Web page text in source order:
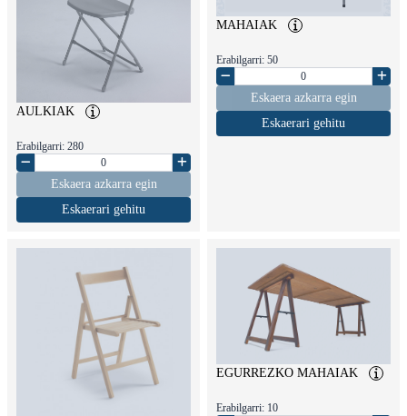
AULKIAK
Erabilgarri: 280
Eskaera azkarra egin
Eskaerari gehitu
MAHAIAK
Erabilgarri: 50
Eskaera azkarra egin
Eskaerari gehitu
EGURREZKO MAHAIAK
Erabilgarri: 10